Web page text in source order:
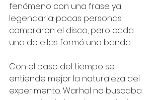
fenómeno con una frase ya
legendaria: pocas personas
compraron el disco, pero cada
una de ellas formó una banda.
Con el paso del tiempo se
entiende mejor la naturaleza del
experimento. Warhol no buscaba